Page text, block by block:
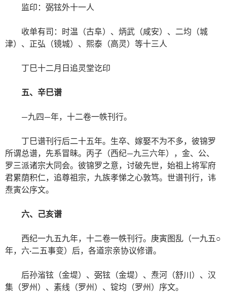
监印：弼铉外十一人
收单有司：时温（古阜）、炳武（咸安）、二均（城
津）、正弘（镜城）、熙泰（高灵）等十三人
丁巳十二月日追灵堂讫印
五、辛巳谱
—九四—年，十二卷一帙刊行。
丁巳谱刊行后二十五年。生卒、嫁娶不为不多，彼锦罗
所谓总谱，先系冒昧。丙子（西纪—九三六年），金、公、
罗三派诸宗大同会。彼锦罗之意，讨破先世，始祖上将军府
君累荫积仁，追尊祖宗，九族孝悌之心敦笃。世谱刊行，讳
焘寅公序文。
六、己亥谱
西纪一九五九年，十二卷一帙刊行。庚寅图乱（一九五○
年，六·二五事变）后，各道宗亲协议修谱。
后孙渻铉（金堤）、弼铉（金堤）、焘河（舒川）、汉
集（罗州）、素线（罗州）、锭均（罗州）序文。